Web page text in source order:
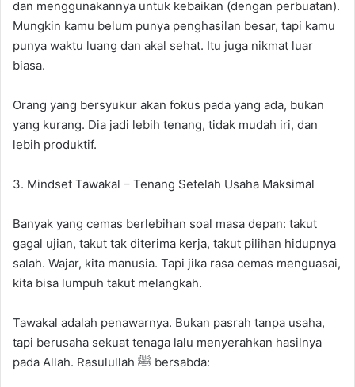
dan menggunakannya untuk kebaikan (dengan perbuatan).
Mungkin kamu belum punya penghasilan besar, tapi kamu
punya waktu luang dan akal sehat. Itu juga nikmat luar
biasa.
Orang yang bersyukur akan fokus pada yang ada, bukan
yang kurang. Dia jadi lebih tenang, tidak mudah iri, dan
lebih produktif.
3. Mindset Tawakal – Tenang Setelah Usaha Maksimal
Banyak yang cemas berlebihan soal masa depan: takut
gagal ujian, takut tak diterima kerja, takut pilihan hidupnya
salah. Wajar, kita manusia. Tapi jika rasa cemas menguasai,
kita bisa lumpuh takut melangkah.
Tawakal adalah penawarnya. Bukan pasrah tanpa usaha,
tapi berusaha sekuat tenaga lalu menyerahkan hasilnya
pada Allah. Rasulullah ﷺ bersabda: